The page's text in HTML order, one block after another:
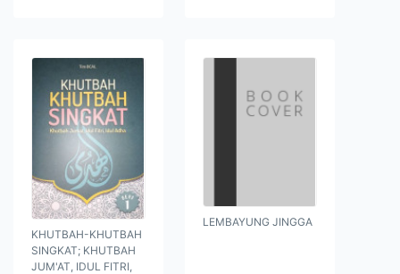
KHUTBAH-KHUTBAH
SINGKAT; KHUTBAH
JUM'AT, IDUL FITRI,
LEMBAYUNG JINGGA